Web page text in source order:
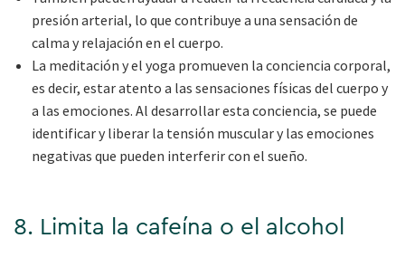
presión arterial, lo que contribuye a una sensación de
calma y relajación en el cuerpo.
La meditación y el yoga promueven la conciencia corporal,
es decir, estar atento a las sensaciones físicas del cuerpo y
a las emociones. Al desarrollar esta conciencia, se puede
identificar y liberar la tensión muscular y las emociones
negativas que pueden interferir con el sueño.
8. Limita la cafeína o el alcohol